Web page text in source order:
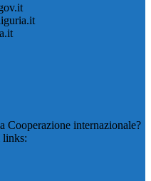
Cooperazione internazionale?
links: